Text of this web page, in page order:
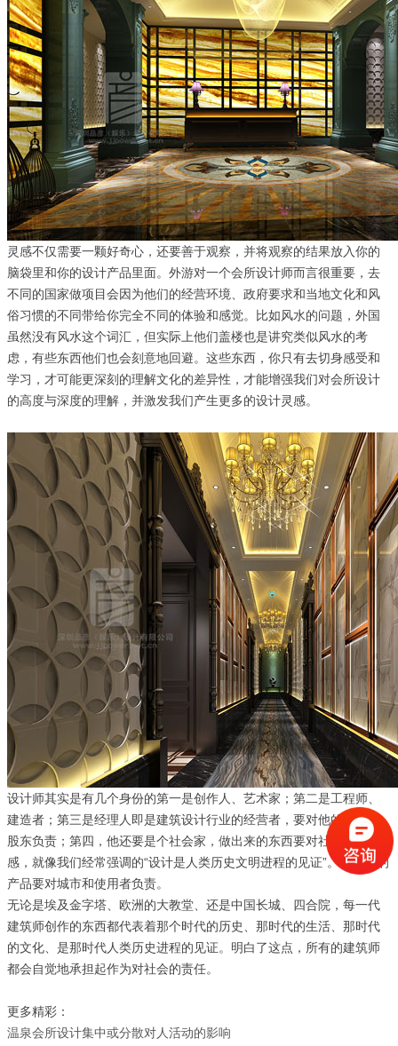
灵感不仅需要一颗好奇心，还要善于观察，并将观察的结果放入你的
脑袋里和你的设计产品里面。外游对一个会所设计师而言很重要，去
不同的国家做项目会因为他们的经营环境、政府要求和当地文化和风
俗习惯的不同带给你完全不同的体验和感觉。比如风水的问题，外国
虽然没有风水这个词汇，但实际上他们盖楼也是讲究类似风水的考
虑，有些东西他们也会刻意地回避。这些东西，你只有去切身感受和
学习，才可能更深刻的理解文化的差异性，才能增强我们对会所设计
的高度与深度的理解，并激发我们产生更多的设计灵感。
设计师其实是有几个身份的第一是创作人、艺术家；第二是工程师、
建造者；第三是经理人即是建筑设计行业的经营者，要对他的员工、
股东负责；第四，他还要是个社会家，做出来的东西要对社会有责任
感，就像我们经常强调的“设计是人类历史文明进程的见证”。设计师的
产品要对城市和使用者负责。
无论是埃及金字塔、欧洲的大教堂、还是中国长城、四合院，每一代
建筑师创作的东西都代表着那个时代的历史、那时代的生活、那时代
的文化、是那时代人类历史进程的见证。明白了这点，所有的建筑师
都会自觉地承担起作为对社会的责任。
更多精彩：
温泉会所设计集中或分散对人活动的影响